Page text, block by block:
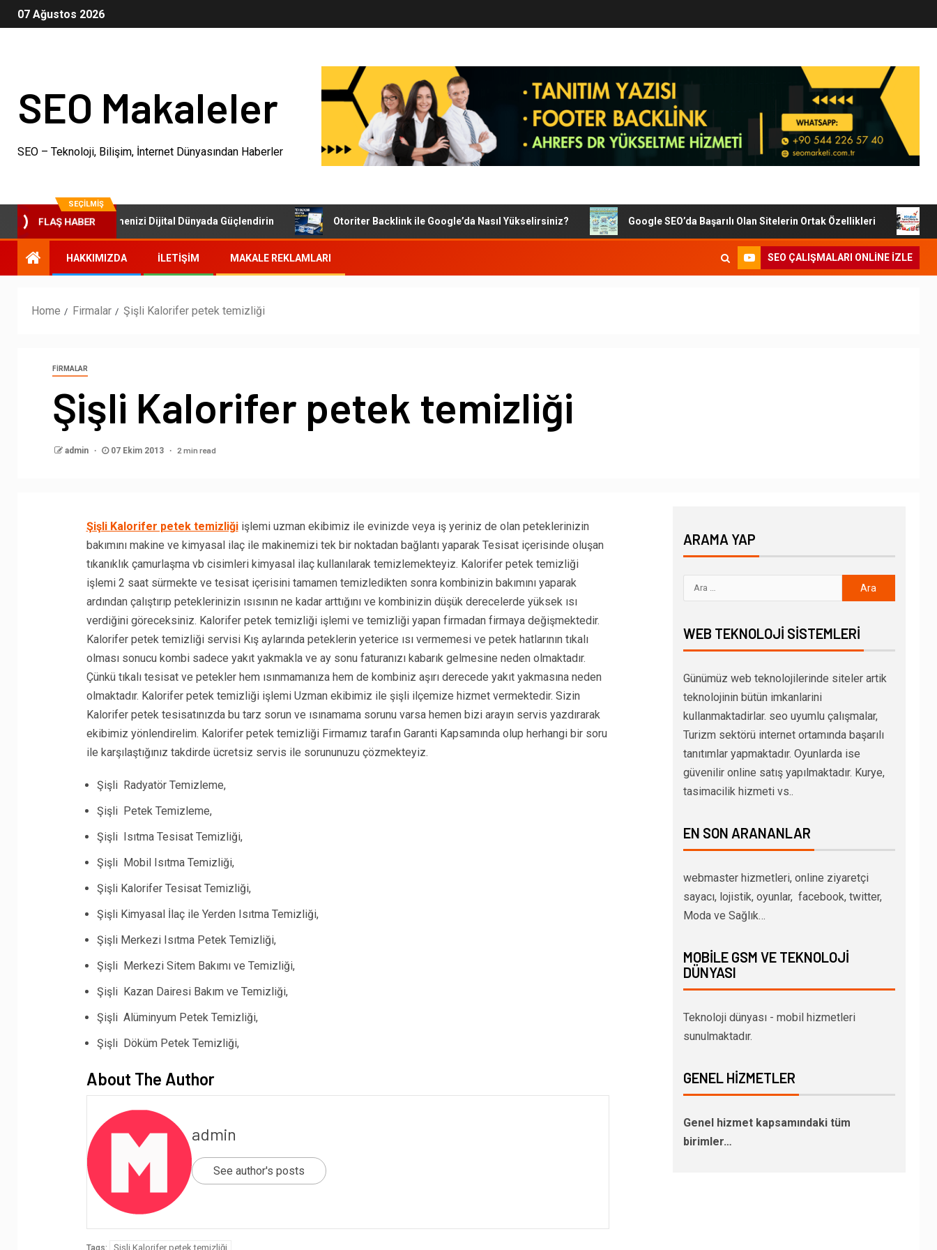
07 Ağustos 2026
SEO Makaleler
SEO – Teknoloji, Bilişim, İnternet Dünyasından Haberler
SEÇILMIŞ
FLAŞ HABER
SEO Paketleri: İşletmenizi Dijital Dünyada Güçlendirin Otoriter Backlink ile Google’da Nasıl Yükselirsiniz? Google SEO’da Başarılı Olan Sitelerin Ortak Özellikleri Dijital
HAKKIMIZDA İLETIŞIM MAKALE REKLAMLARI SEO ÇALIŞMALARI ONLINE IZLE
Home Firmalar Şişli Kalorifer petek temizliği
FIRMALAR
Şişli Kalorifer petek temizliği
admin 07 Ekim 2013 2 min read
Şişli Kalorifer petek temizliğiişlemi uzman ekibimiz ile evinizde veya iş yeriniz de olan peteklerinizin
bakımını makine ve kimyasal ilaç ile makinemizi tek bir noktadan bağlantı yaparak Tesisat içerisinde oluşan
tıkanıklık çamurlaşma vb cisimleri kimyasal ilaç kullanılarak temizlemekteyiz. Kalorifer petek temizliği
işlemi 2 saat sürmekte ve tesisat içerisini tamamen temizledikten sonra kombinizin bakımını yaparak
ardından çalıştırıp peteklerinizin ısısının ne kadar arttığını ve kombinizin düşük derecelerde yüksek ısı
verdiğini göreceksiniz. Kalorifer petek temizliği işlemi ve temizliği yapan firmadan firmaya değişmektedir.
Kalorifer petek temizliği servisi Kış aylarında peteklerin yeterice ısı vermemesi ve petek hatlarının tıkalı
olması sonucu kombi sadece yakıt yakmakla ve ay sonu faturanızı kabarık gelmesine neden olmaktadır.
Çünkü tıkalı tesisat ve petekler hem ısınmamanıza hem de kombiniz aşırı derecede yakıt yakmasına neden
olmaktadır. Kalorifer petek temizliği işlemi Uzman ekibimiz ile şişli ilçemize hizmet vermektedir. Sizin
Kalorifer petek tesisatınızda bu tarz sorun ve ısınamama sorunu varsa hemen bizi arayın servis yazdırarak
ekibimiz yönlendirelim. Kalorifer petek temizliği Firmamız tarafın Garanti Kapsamında olup herhangi bir soru
ile karşılaştığınız takdirde ücretsiz servis ile sorununuzu çözmekteyiz.
Şişli Radyatör Temizleme,
Şişli Petek Temizleme,
Şişli Isıtma Tesisat Temizliği,
Şişli Mobil Isıtma Temizliği,
Şişli Kalorifer Tesisat Temizliği,
Şişli Kimyasal İlaç ile Yerden Isıtma Temizliği,
Şişli Merkezi Isıtma Petek Temizliği,
Şişli Merkezi Sitem Bakımı ve Temizliği,
Şişli Kazan Dairesi Bakım ve Temizliği,
Şişli Alüminyum Petek Temizliği,
Şişli Döküm Petek Temizliği,
About The Author
admin
See author's posts
Tags: Şişli Kalorifer petek temizliği
ARAMA YAP
WEB TEKNOLOJI SISTEMLERI
Günümüz web teknolojilerinde siteler artik
teknolojinin bütün imkanlarini
kullanmaktadirlar. seo uyumlu çalışmalar,
Turizm sektörü internet ortamında başarılı
tanıtımlar yapmaktadır. Oyunlarda ise
güvenilir online satış yapılmaktadır. Kurye,
tasimacilik hizmeti vs..
EN SON ARANANLAR
webmaster hizmetleri, online ziyaretçi
sayacı, lojistik, oyunlar, facebook, twitter,
Moda ve Sağlık…
MOBILE GSM VE TEKNOLOJI
DÜNYASI
Teknoloji dünyası - mobil hizmetleri
sunulmaktadır.
GENEL HIZMETLER
Genel hizmet kapsamındaki tüm
birimler…